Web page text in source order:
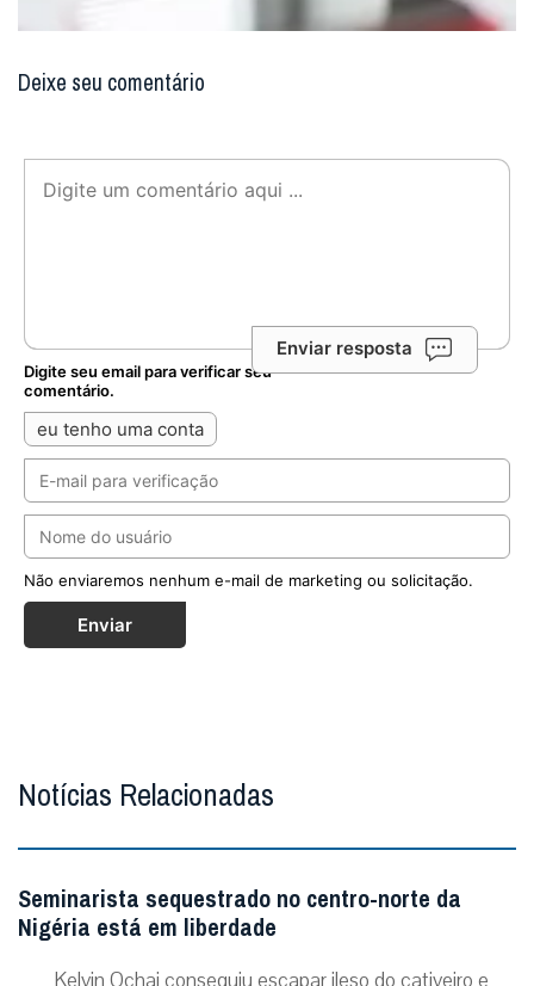
Deixe seu comentário
Enviar resposta
Digite seu email para verificar seu
comentário.
eu tenho uma conta
Não enviaremos nenhum e-mail de marketing ou solicitação.
Enviar
Notícias Relacionadas
Seminarista sequestrado no centro-norte da
Nigéria está em liberdade
Kelvin Ochai conseguiu escapar ileso do cativeiro e